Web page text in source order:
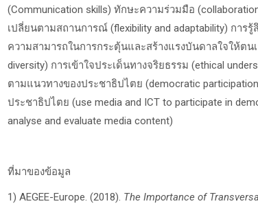
(Communication skills) ทักษะความร่วมมือ (
เปลี่ยนตามสถานการณ์ (flexibility and adaptability) การรู้
ความสามารถในการกระตุ้นและสร้างแรงบันดาลใจให้ตน
diversity) การเข้าใจประเด็นทางจริยธรรม (ethical
ตามแนวทางของประชาธิปไตย (democratic
ประชาธิปไตย (use media and ICT to participate in
analyse and evaluate media content)
ที่มาของข้อมูล
1) AEGEE-Europe. (2018). The Importance of